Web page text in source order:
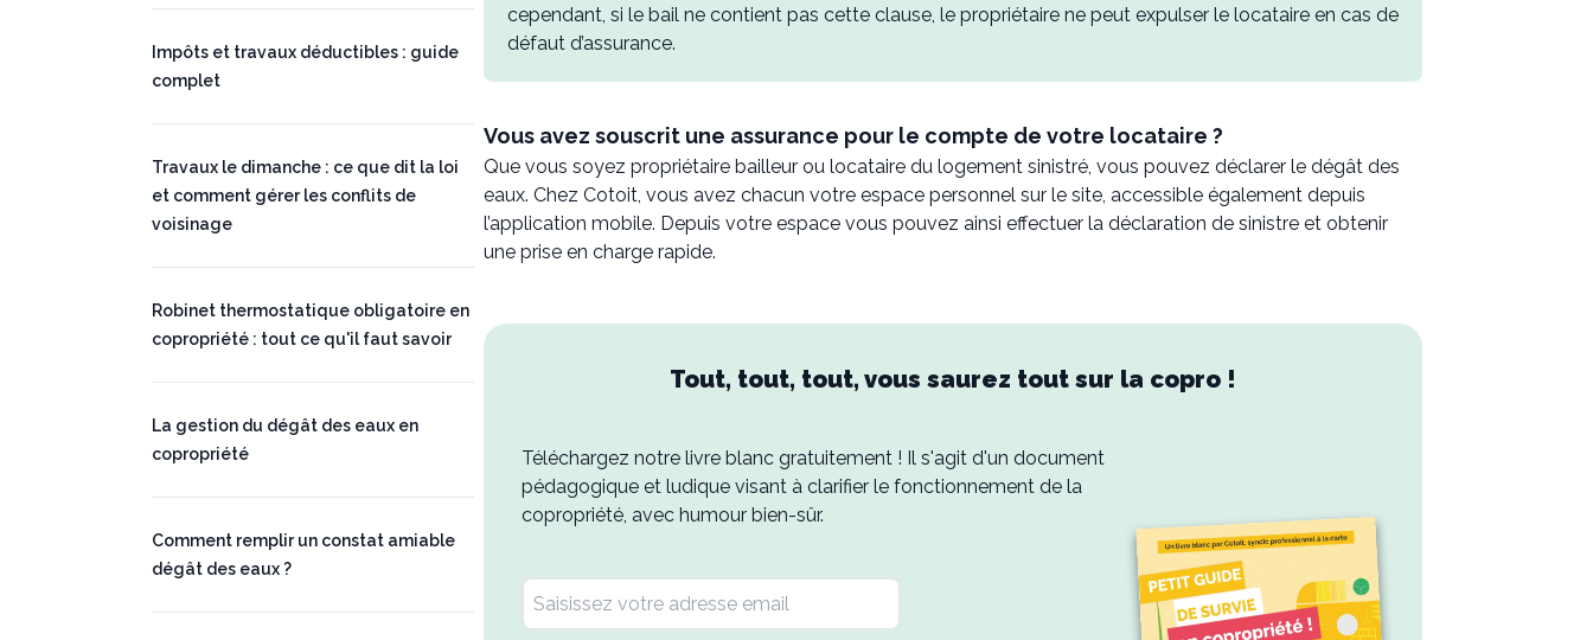
Impôts et travaux déductibles : guide
complet
Travaux le dimanche : ce que dit la loi
et comment gérer les conflits de
voisinage
Robinet thermostatique obligatoire en
copropriété : tout ce qu'il faut savoir
La gestion du dégât des eaux en
copropriété
Comment remplir un constat amiable
dégât des eaux ?
cependant, si le bail ne contient pas cette clause, le propriétaire ne peut expulser le locataire en cas de
défaut d’assurance.
Vous avez souscrit une assurance pour le compte de votre locataire ?
Que vous soyez propriétaire bailleur ou locataire du logement sinistré, vous pouvez déclarer le dégât des
eaux. Chez Cotoit, vous avez chacun votre espace personnel sur le site, accessible également depuis
l’application mobile. Depuis votre espace vous pouvez ainsi effectuer la déclaration de sinistre et obtenir
une prise en charge rapide.
Tout, tout, tout, vous saurez tout sur la copro !
Téléchargez notre livre blanc gratuitement ! Il s'agit d'un document
pédagogique et ludique visant à clarifier le fonctionnement de la
copropriété, avec humour bien-sûr.